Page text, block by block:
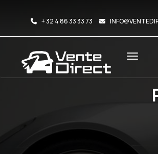
+ 32 4 86 33 33 73